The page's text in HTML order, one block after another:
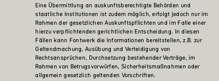
Eine Übermittlung an auskunftsberechtigte Behörden und
staatliche Institutionen ist zudem möglich, erfolgt jedoch nur im
Rahmen der gesetzlichen Auskunftspflichten und im Falle einer
hierzu verpflichtenden gerichtlichen Entscheidung. In diesen
Fällen kann Fontwerk die Informationen bereitstellen, z.B. zur
Geltendmachung, Ausübung und Verteidigung von
Rechtsansprüchen, Durchsetzung bestehender Verträge, im
Rahmen von Betrugsvorwürfen, Sicherheitsmaßnahmen oder
allgemein gesetzlich geltenden Vorschriften.